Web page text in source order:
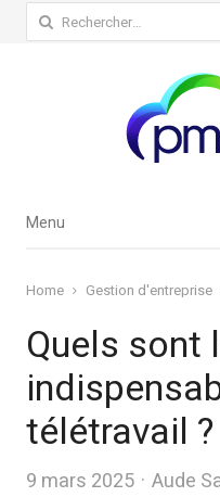
Rechercher :
Menu
Menu
Home Gestion d'entreprise
Quels sont
télétravail ?
9 mars 2025 Author
Aude